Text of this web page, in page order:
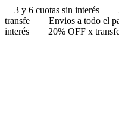
3 y 6 cuotas sin interés
transfe
Envios a todo el
interés
20% OFF x